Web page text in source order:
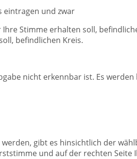
eintragen und zwar
Stimme erhalten soll,
befindlichen Kreis.
nicht erkennbar ist. Es
gibt es hinsichtlich der
und auf der rechten Seite